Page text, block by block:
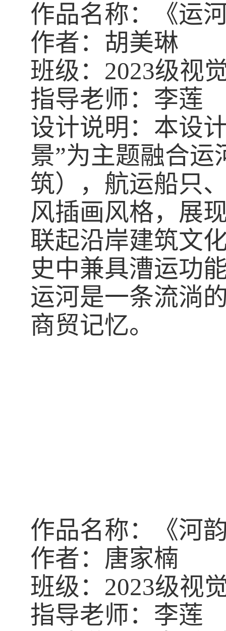
作品名称：《运
作者：胡美琳
班级： 2023级视
指导老师：李莲
设计说明：本设
景”为主题融合
筑），航运船只
风插画风格，展
联起沿岸建筑文
史中兼具漕运功
运河是一条流淌
商贸记忆。
作品名称：《河
作者：唐家楠
班级： 2023级视
指导老师：李莲